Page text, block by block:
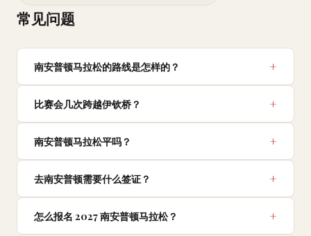
常见问题
南安普顿马拉松的路线是怎样的？
比赛会几次跨越伊钦桥？
南安普顿马拉松平吗？
去南安普顿需要什么签证？
怎么报名 2027 南安普顿马拉松？